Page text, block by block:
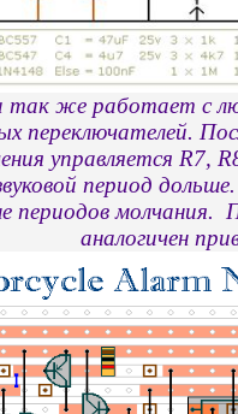
так же работает с
переключателей.
управляется R7,
период
периодов
аналогичен